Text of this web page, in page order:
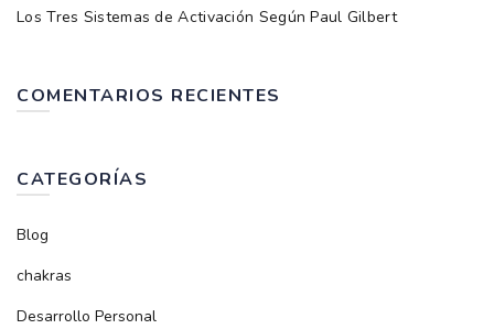
Los Tres Sistemas de Activación Según Paul Gilbert
COMENTARIOS RECIENTES
CATEGORÍAS
Blog
chakras
Desarrollo Personal